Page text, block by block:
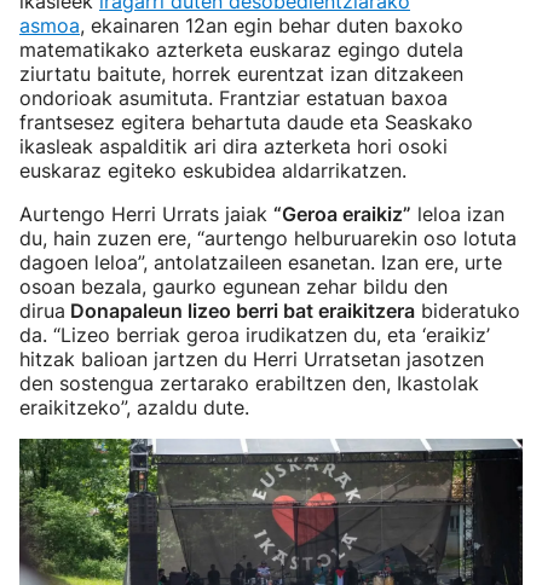
asmoa, ekainaren 12an egin behar duten baxoko
matematikako azterketa euskaraz egingo dutela
ziurtatu baitute, horrek eurentzat izan ditzakeen
ondorioak asumituta. Frantziar estatuan baxoa
frantsesez egitera behartuta daude eta Seaskako
ikasleak aspalditik ari dira azterketa hori osoki
euskaraz egiteko eskubidea aldarrikatzen.
Aurtengo Herri Urrats jaiak “Geroa eraikiz” leloa izan
du, hain zuzen ere, “aurtengo helburuarekin oso lotuta
dagoen leloa”, antolatzaileen esanetan. Izan ere, urte
osoan bezala, gaurko egunean zehar bildu den
dirua Donapaleun lizeo berri bat eraikitzera bideratuko
da. “Lizeo berriak geroa irudikatzen du, eta ‘eraikiz’
hitzak balioan jartzen du Herri Urratsetan jasotzen
den sostengua zertarako erabiltzen den, Ikastolak
eraikitzeko”, azaldu dute.